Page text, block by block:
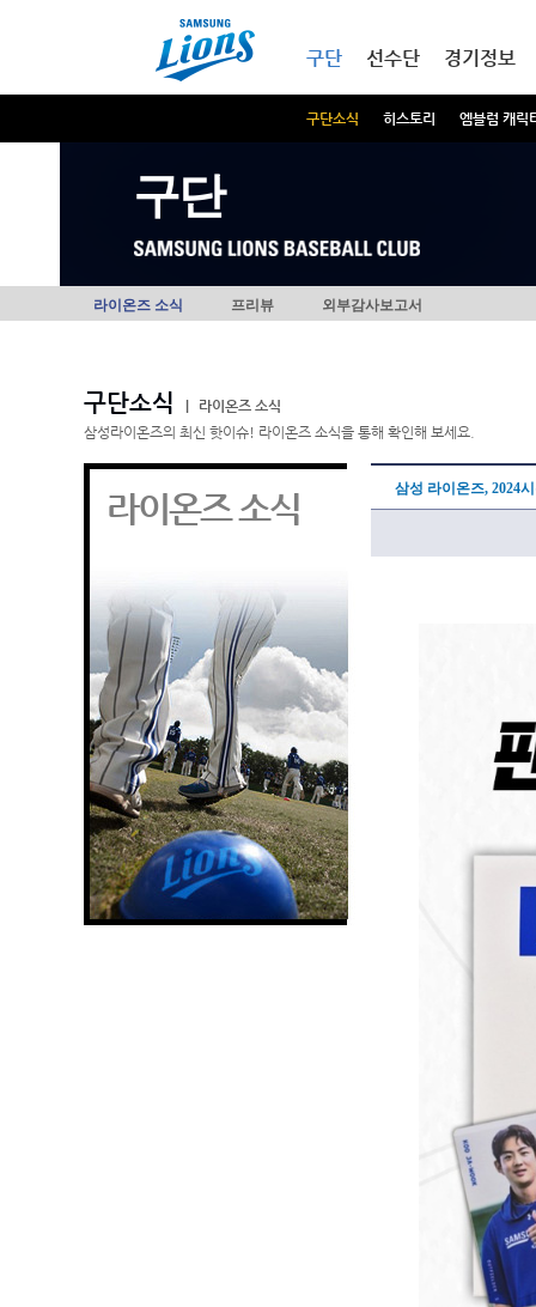
구단
구단소식 히스토리 엠블럼 캐릭
선수단 경기정보
구단
라이온즈 소식 프리뷰 외부감사보고서
구단소식
라이온즈 소식
삼성라이온즈의 최신 핫이슈! 라이온즈 소식을 통해 확인해 보세요.
라이온즈 소식 삼성 라이온즈, 2024